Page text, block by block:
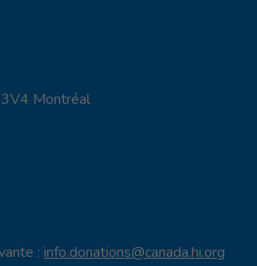
Montréal
: info.donations@canada.hi.org